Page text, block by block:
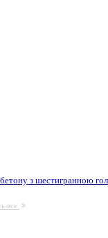
з шестигранною
все